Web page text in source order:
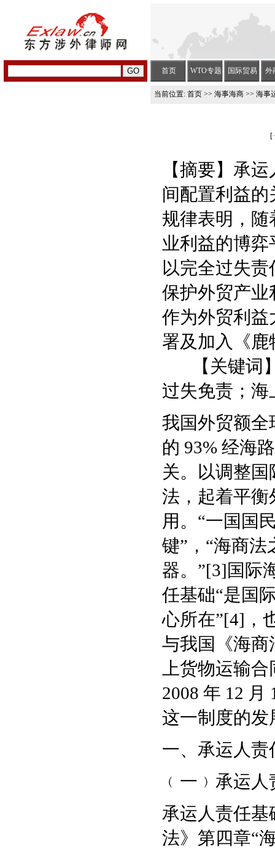
首页 WTO专题 国际贸易 外
当前位置: 首页 >> 海事海商 >> 海事
[
【摘要】承
间配置利益
规律表明，随
业利益的博
以完全过失
保护外贸产业
作为外贸利益
署及加入《
【关键词】
过失免责；海
我国外贸额
的 93% 经海
关。以调整
法，起着平衡
用。“一国国
键”，“海商
器。”[3]国际
任基础“是国
心所在”[4]，
与我国《海商
上货物运输
2008 年 12
这一制度的发
一、承运人责
﹙一﹚承运
承运人责任基
法》第四章“